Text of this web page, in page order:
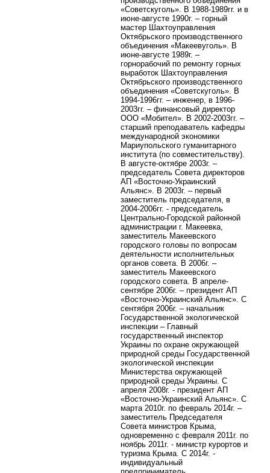
«Советскуголь». В 1988-1989гг. и в
июне-августе 1990г. – горный
мастер Шахтоуправления
Октябрьского производственного
объединения «Макеевуголь». В
июне-августе 1989г. –
горнорабочий по ремонту горных
выработок Шахтоуправления
Октябрьского производственного
объединения «Советскуголь». В
1994-1996гг. – инженер, в 1996-
2003гг. – финансовый директор
ООО «Мобител». В 2002-2003гг. –
старший преподаватель кафедры
международной экономики
Мариупольского гуманитарного
института (по совместительству).
В августе-октябре 2003г. –
председатель Совета директоров
АП «Восточно-Украинский
Альянс». В 2003г. – первый
заместитель председателя, в
2004-2006гг. - председатель
Центрально-Городской районной
администрации г. Макеевка,
заместитель Макеевского
городского головы по вопросам
деятельности исполнительных
органов совета. В 2006г. –
заместитель Макеевского
городского совета. В апреле-
сентябре 2006г. – президент АП
«Восточно-Украинский Альянс». С
сентября 2006г. – начальник
Государственной экологической
инспекции – Главный
государственный инспектор
Украины по охране окружающей
природной среды Государственной
экологической инспекции
Министерства окружающей
природной среды Украины. С
апреля 2008г. - президент АП
«Восточно-Украинский Альянс». С
марта 2010г. по февраль 2014г. –
заместитель Председателя
Совета министров Крыма,
одновременно с февраля 2011г. по
ноябрь 2011г. - министр курортов и
туризма Крыма. С 2014г. -
индивидуальный